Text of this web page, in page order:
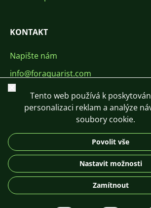
KONTAKT
Napište nám
info@foraquarist.com
+420 603 449 602
©
Zavřít
Tento web používá k
personalizaci reklam a analýze
soubory cookie.
Povolit vše
Nastavit možnosti
Zamítnout